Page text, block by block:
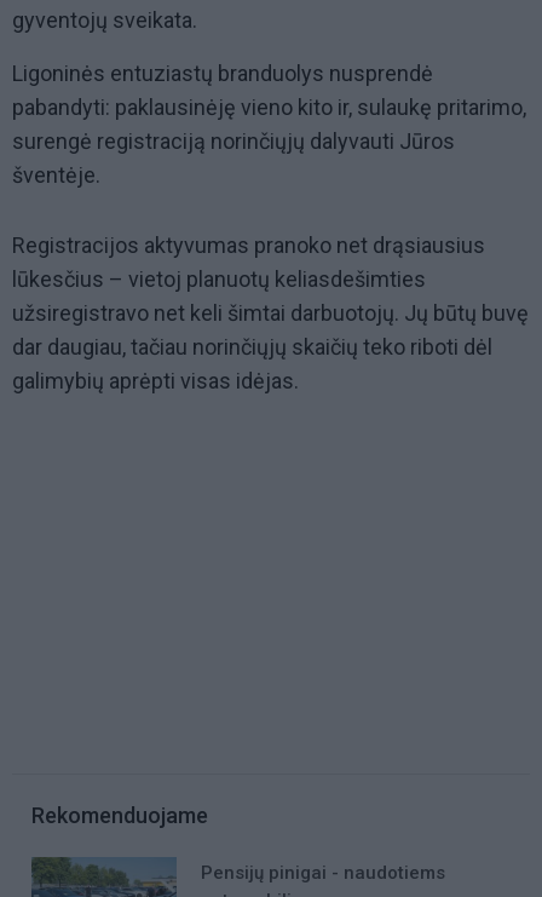
gyventojų sveikata.
Ligoninės entuziastų branduolys nusprendė
pabandyti: paklausinėję vieno kito ir, sulaukę pritarimo,
surengė registraciją norinčiųjų dalyvauti Jūros
šventėje.
Registracijos aktyvumas pranoko net drąsiausius
lūkesčius – vietoj planuotų keliasdešimties
užsiregistravo net keli šimtai darbuotojų. Jų būtų buvę
dar daugiau, tačiau norinčiųjų skaičių teko riboti dėl
galimybių aprėpti visas idėjas.
Rekomenduojame
Pensijų pinigai - naudotiems